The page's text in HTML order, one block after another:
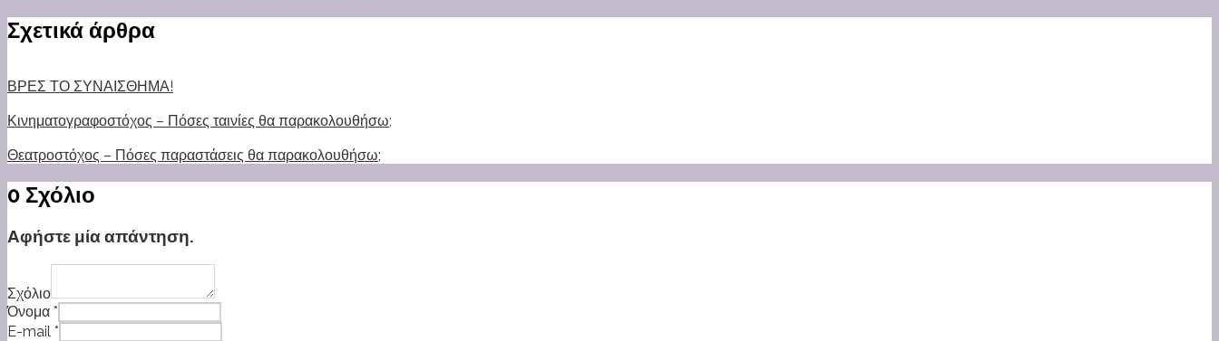
Σχετικά άρθρα
ΒΡΕΣ ΤΟ ΣΥΝΑΙΣΘΗΜΑ!
Κινηματογραφοστόχος – Πόσες ταινίες θα παρακολουθήσω;
Θεατροστόχος – Πόσες παραστάσεις θα παρακολουθήσω;
0 Σχόλιο
Αφήστε μία απάντηση.
Σχόλιο
Όνομα *
E-mail *